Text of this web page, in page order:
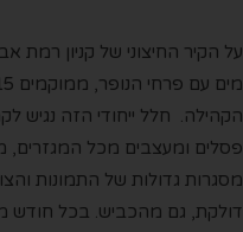
על הקיר החיצוני של קניון רמת
הקהילה. חלל ייחודי הזה נגיש
פסלים ומעצבים מכל המגזרים,
מסגרות גדולות של התמונות
דולקת, גם מהכביש. בכל חודש